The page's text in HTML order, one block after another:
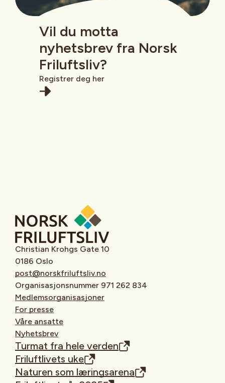
Vil du motta
nyhetsbrev fra Norsk
Friluftsliv?
Registrer deg her
Christian Krohgs Gate 10
0186 Oslo
post@norskfriluftsliv.no
Organisasjonsnummer 971 262 834
Medlemsorganisasjoner
For presse
Våre ansatte
Nyhetsbrev
Turmat fra hele verden
Friluftlivets uke
Naturen som læringsarena